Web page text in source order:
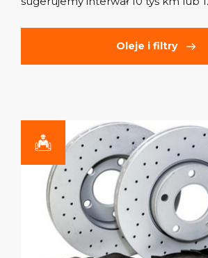
Oleje i filtry